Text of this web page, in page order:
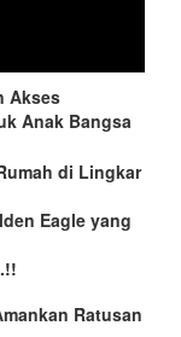
Akses
Anak Bangsa
di Lingkar
Eagle yang
Ratusan